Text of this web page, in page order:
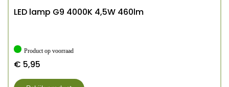
LED lamp G9 4000K 4,5W 460lm
Product op voorraad
€ 5,95